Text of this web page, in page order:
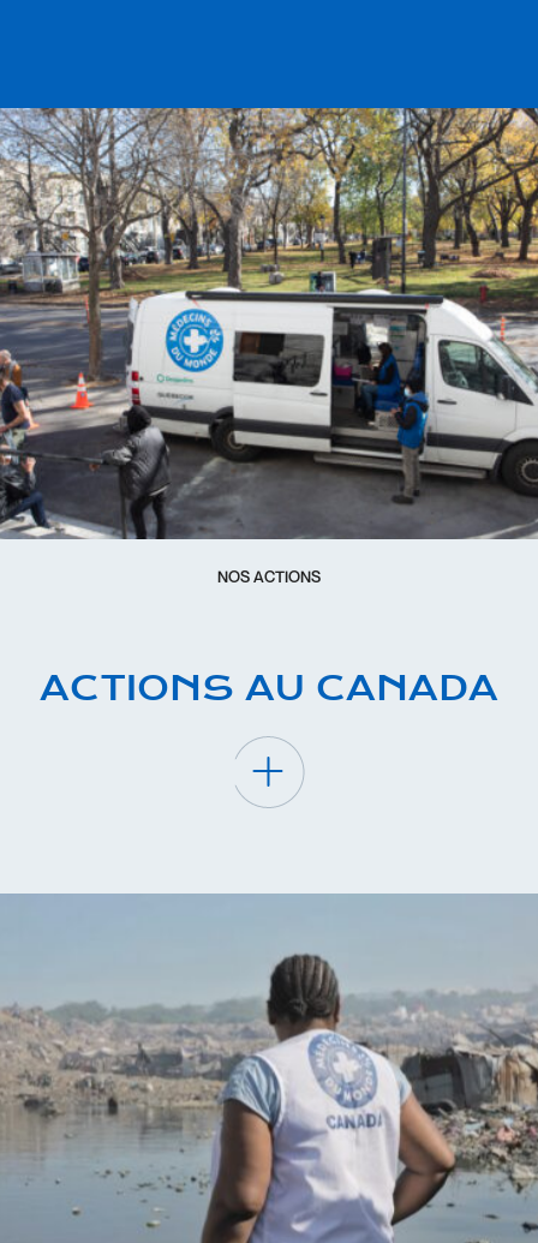
NOS ACTIONS
ACTIONS AU CANADA